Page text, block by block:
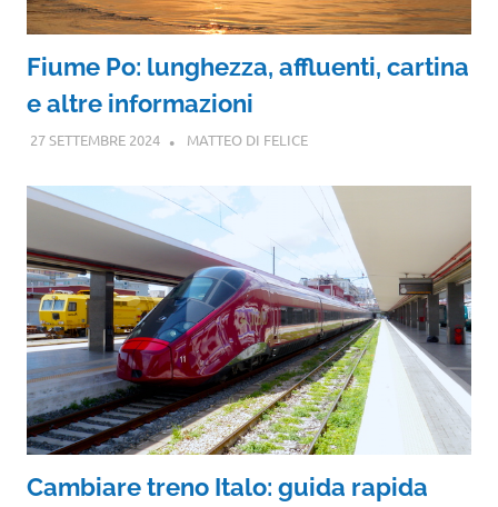
Fiume Po: lunghezza, affluenti, cartina
e altre informazioni
27 SETTEMBRE 2024 MATTEO DI FELICE
Cambiare treno Italo: guida rapida